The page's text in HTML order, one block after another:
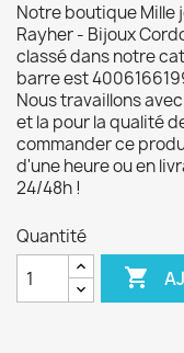
Notre boutique Mille
Rayher - Bijoux
classé dans notre
barre est
Nous travaillons
et la pour la qualité
commander ce
d'une heure ou en
24/48h !
Quantité
